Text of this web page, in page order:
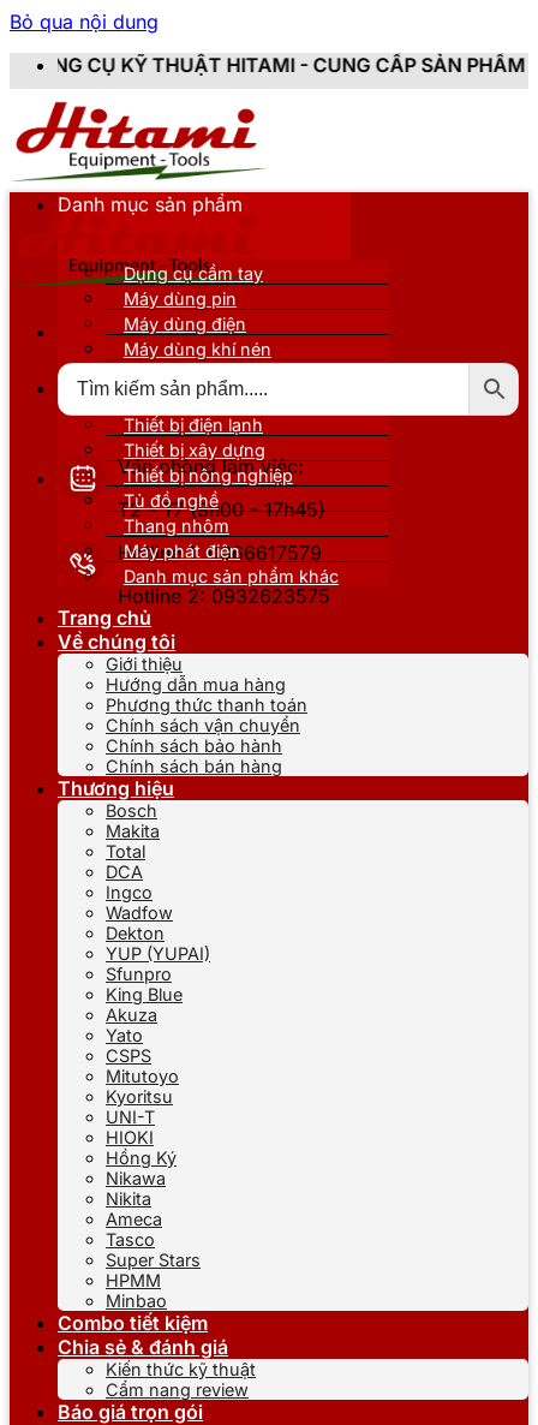
Bỏ qua nội dung
HITAMI - CUNG CẤP SẢN PHẨM CHÍNH HÃNG,
Văn phòng làm việc:
T2 - T7 (8h00 - 17h45)
Hotline 1: 0866617579
Hotline 2: 0932623575
Danh mục sản phẩm
Dụng cụ cầm tay
Máy dùng pin
Máy dùng điện
Máy dùng khí nén
Thiết bị nâng đỡ
Thiết bị điện lạnh
Thiết bị xây dựng
Thiết bị nông nghiệp
Tủ đồ nghề
Thang nhôm
Máy phát điện
Danh mục sản phẩm khác
Trang chủ
Về chúng tôi
Giới thiệu
Hướng dẫn mua hàng
Phương thức thanh toán
Chính sách vận chuyển
Chính sách bảo hành
Chính sách bán hàng
Thương hiệu
Bosch
Makita
Total
DCA
Ingco
Wadfow
Dekton
YUP (YUPAI)
Sfunpro
King Blue
Akuza
Yato
CSPS
Mitutoyo
Kyoritsu
UNI-T
HIOKI
Hồng Ký
Nikawa
Nikita
Ameca
Tasco
Super Stars
HPMM
Minbao
Combo tiết kiệm
Chia sẻ & đánh giá
Kiến thức kỹ thuật
Cẩm nang review
Báo giá trọn gói